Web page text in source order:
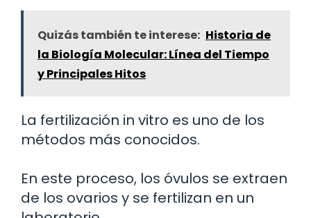
Quizás también te interese: Historia de
la Biología Molecular: Línea del Tiempo
y Principales Hitos
La fertilización in vitro es uno de los
métodos más conocidos.
En este proceso, los óvulos se extraen
de los ovarios y se fertilizan en un